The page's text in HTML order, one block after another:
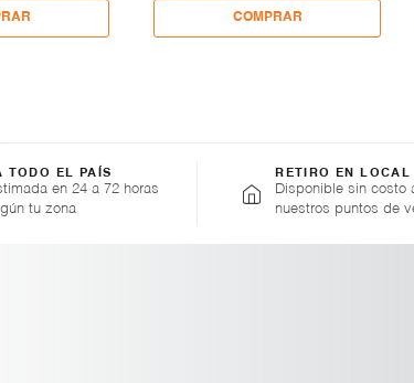
TODO EL PAÍS
en 24 a 72 horas
tu zona
RETIRO EN LOCAL
Disponible sin costo
nuestros puntos de